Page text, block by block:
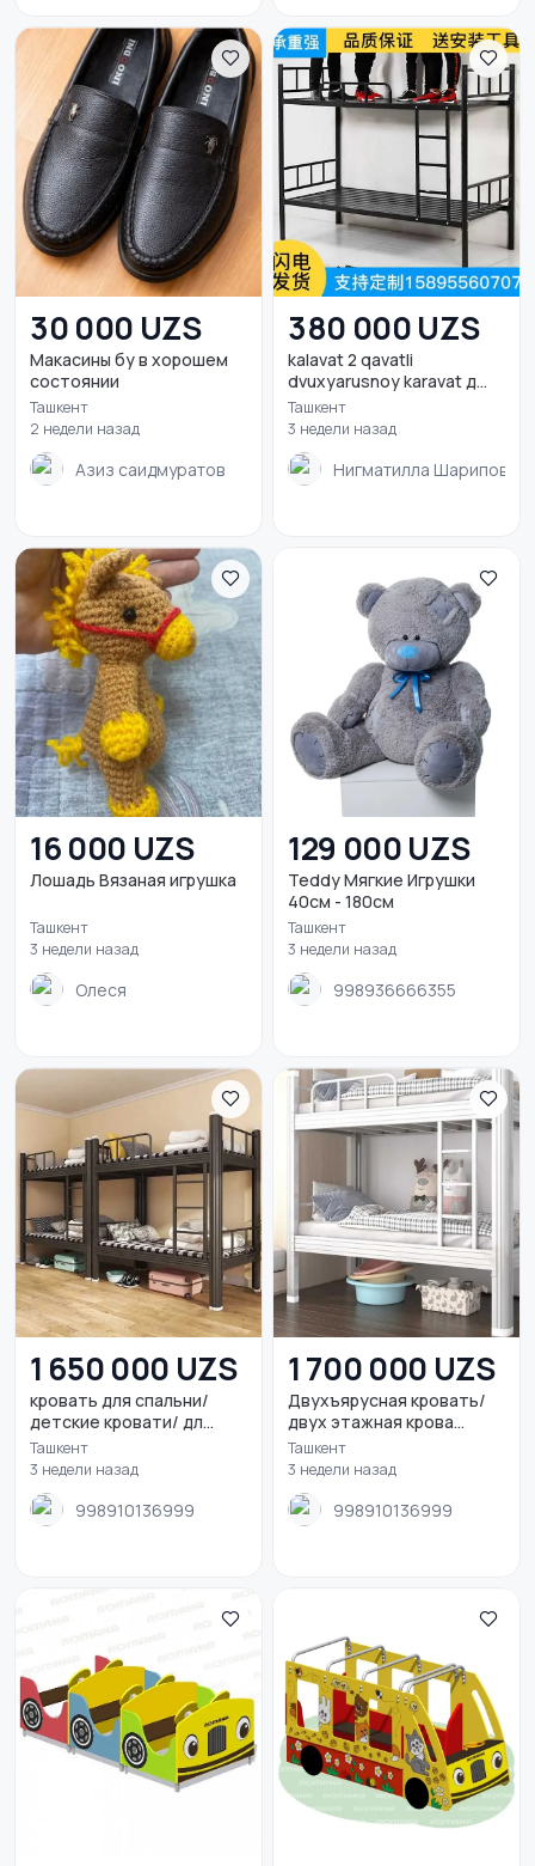
30 000 UZS
Макасины бу в хорошем
состоянии
Ташкент
2 недели назад
Азиз саидмуратов
380 000 UZS
kalavat 2 qavatli
dvuxyarusnoy karavat д...
Ташкент
3 недели назад
Нигматилла Шарипов
16 000 UZS
Лошадь Вязаная игрушка
Ташкент
3 недели назад
Олеся
129 000 UZS
Teddy Мягкие Игрушки
40см - 180см
Ташкент
3 недели назад
998936666355
1 650 000 UZS
кровать для спальни/
детские кровати/ дл...
Ташкент
3 недели назад
998910136999
1 700 000 UZS
Двухъярусная кровать/
двух этажная крова...
Ташкент
3 недели назад
998910136999